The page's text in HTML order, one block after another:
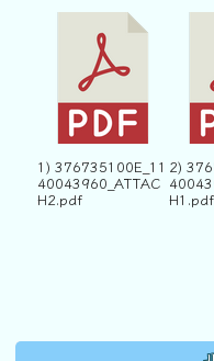
1) 376735100E_11
40043960_ATTAC
H2.pdf
2)
H1.pdf